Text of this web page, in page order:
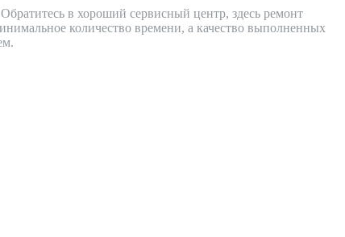
в хороший сервисный центр, здесь ремонт
количество времени, а качество выполненных